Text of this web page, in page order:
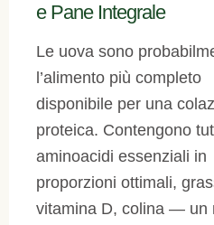
e Pane Integrale
Le uova sono
l’alimento più completo
disponibile per una
proteica. Contengono
aminoacidi essenziali in
proporzioni ottimali,
vitamina D, colina — un